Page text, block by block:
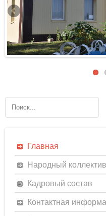
Главная
Народный коллектив
Кадровый состав
Контактная